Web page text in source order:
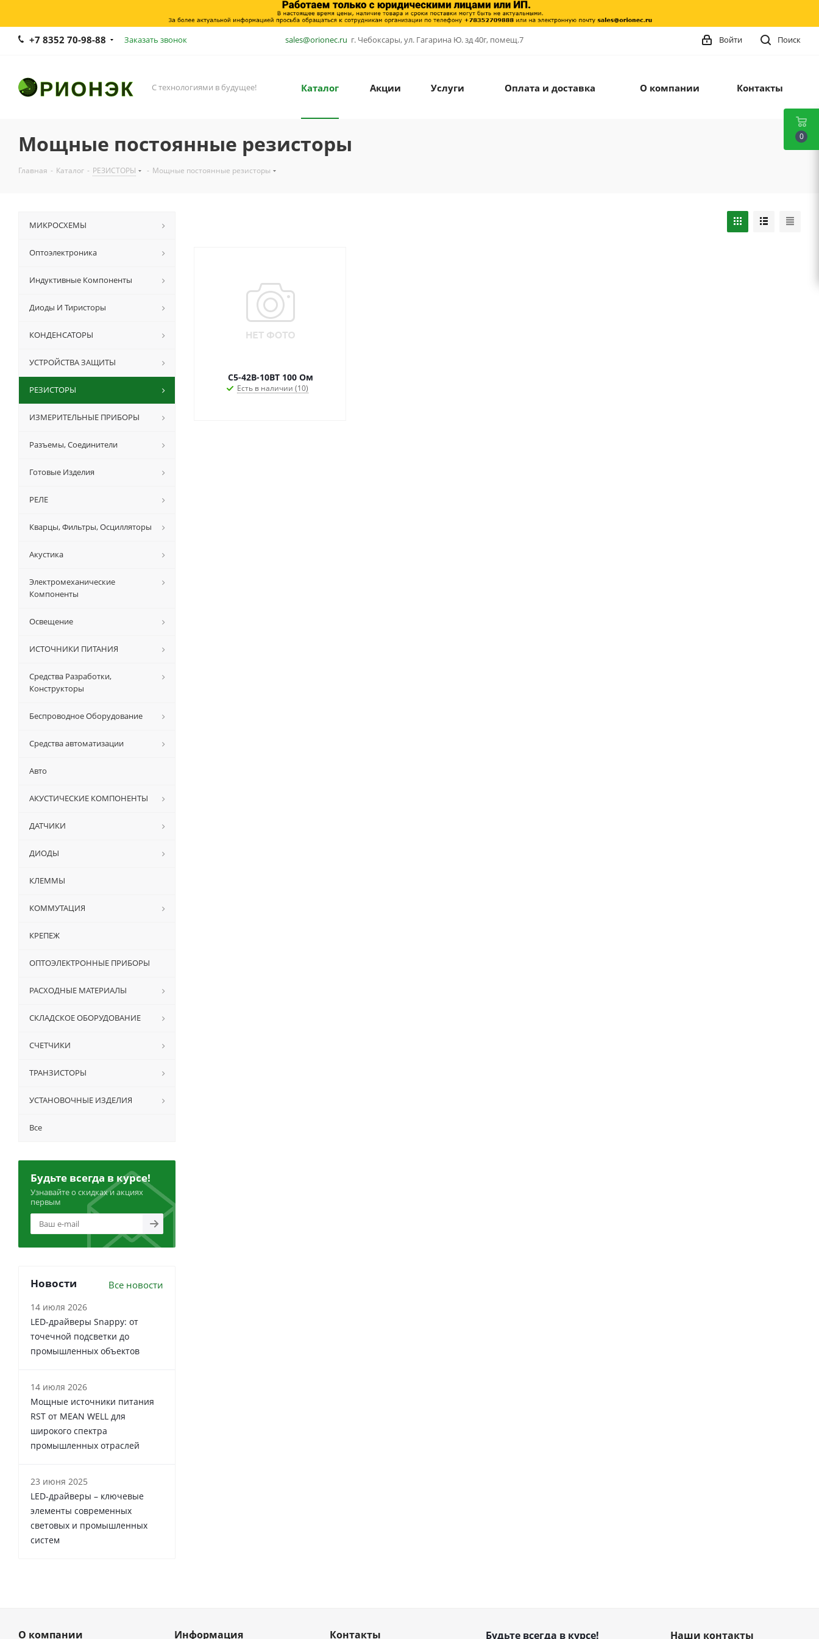
+7 8352 70-98-88 Заказать звонок sales@orionec.ru г. Чебоксары, ул. Гагарина Ю. зд 40г, помещ.7 Поиск
Войти
С технологиями в будущее! Каталог Акции Услуги Оплата и доставка О компании Контакты
Мощные постоянные резисторы
Главная - Каталог - РЕЗИСТОРЫ - Мощные постоянные резисторы
С5-42В-10ВТ 100 Ом
Есть в наличии (10)
МИКРОСХЕМЫ
Оптоэлектроника
Индуктивные Компоненты
Диоды И Тиристоры
КОНДЕНСАТОРЫ
УСТРОЙСТВА ЗАЩИТЫ
РЕЗИСТОРЫ
ИЗМЕРИТЕЛЬНЫЕ ПРИБОРЫ
Разъемы, Соединители
Готовые Изделия
РЕЛЕ
Кварцы, Фильтры, Осцилляторы
Акустика
Электромеханические
Компоненты
Освещение
ИСТОЧНИКИ ПИТАНИЯ
Средства Разработки,
Конструкторы
Беспроводное Оборудование
Средства автоматизации
Авто
АКУСТИЧЕСКИЕ КОМПОНЕНТЫ
ДАТЧИКИ
ДИОДЫ
КЛЕММЫ
КОММУТАЦИЯ
КРЕПЕЖ
ОПТОЭЛЕКТРОННЫЕ ПРИБОРЫ
РАСХОДНЫЕ МАТЕРИАЛЫ
СКЛАДСКОЕ ОБОРУДОВАНИЕ
СЧЕТЧИКИ
ТРАНЗИСТОРЫ
УСТАНОВОЧНЫЕ ИЗДЕЛИЯ
Все
Будьте всегда в курсе!
Узнавайте о скидках и акциях
первым
Новости Все новости
14 июля 2026
LED-драйверы Snappy: от
точечной подсветки до
промышленных объектов
14 июля 2026
Мощные источники питания
RST от MEAN WELL для
широкого спектра
промышленных отраслей
23 июня 2025
LED-драйверы – ключевые
элементы современных
световых и промышленных
систем
О компании Информация Контакты Будьте всегда в курсе! Наши контакты
0